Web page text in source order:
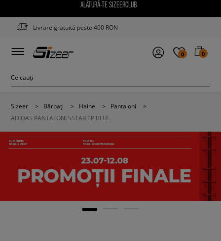
ALĂTURĂ-TE SIZEERCLUB
Livrare gratuită peste 400 RON
0 0
Sizeer > Bărbați > Haine > Pantaloni
>
ADIDAS PANTALONI SSTAR TP BLUE